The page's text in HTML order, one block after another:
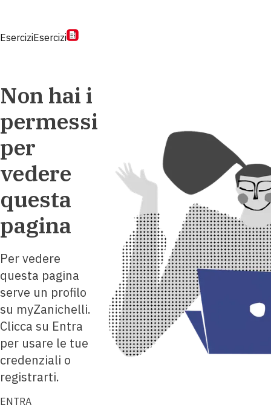
EserciziEsercizi
Non hai i
permessi
per
vedere
questa
pagina
Per vedere
questa pagina
serve un profilo
su myZanichelli.
Clicca su Entra
per usare le tue
credenziali o
registrarti.
ENTRA